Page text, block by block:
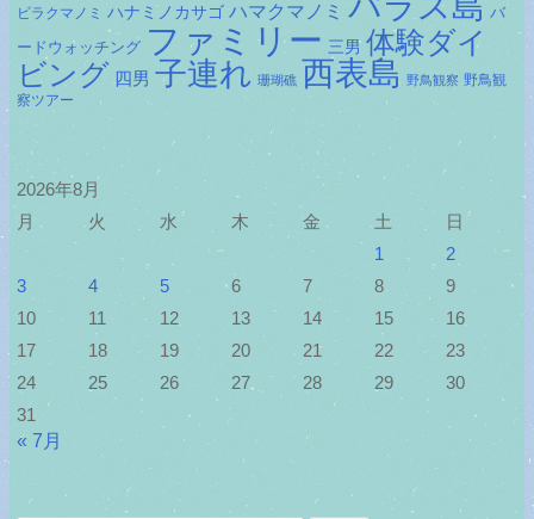
ビラクマノミ ハナミノカサゴ ハマクマノミ
バ
ードウォッチング ファミリー 三男 体験ダイ
ビング 四男 子連れ 珊瑚礁 西表島 野鳥観察 野鳥観
察ツアー
2026年8月
月
火 水 木 金 土
日
1
2
3
4 5 6 7 8
9
10
11 12 13 14 15
16
17
18 19 20 21 22
23
24
25 26 27 28 29
30
31
« 7月